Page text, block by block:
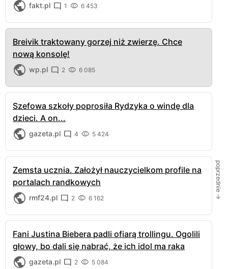
fakt.pl 1 6 453
Breivik traktowany gorzej niż zwierzę. Chce
nową konsolę!
wp.pl 2 6 085
Szefowa szkoły poprosiła Rydzyka o windę dla
dzieci. A on...
gazeta.pl 4 5 424
Zemsta ucznia. Założył nauczycielkom profile na
portalach randkowych
rmf24.pl 2 6 162
Fani Justina Biebera padli ofiarą trollingu. Ogolili
głowy, bo dali się nabrać, że ich idol ma raka
gazeta.pl 2 5 084
poprzednie →